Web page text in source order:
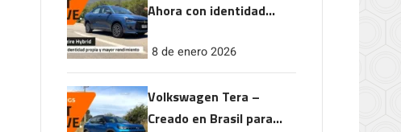
Ahora con identidad
rendimiento
8 de enero 2026
Volkswagen Tera –
Creado en Brasil para